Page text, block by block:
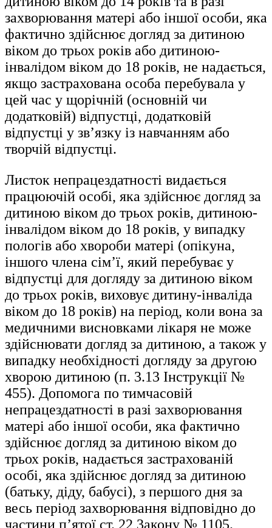
захворювання матері або іншої особи, яка
фактично здійснює догляд за дитиною
віком до трьох років або дитиною-
інвалідом віком до 18 років, не надається,
якщо застрахована особа перебувала у
цей час у щорічній (основній чи
додатковій) відпустці, додатковій
відпустці у зв’язку із навчанням або
творчій відпустці.
Листок непрацездатності видається
працюючій особі, яка здійснює догляд за
дитиною віком до трьох років, дитиною-
інвалідом віком до 18 років, у випадку
пологів або хвороби матері (опікуна,
іншого члена сім’ї, який перебуває у
відпустці для догляду за дитиною віком
до трьох років, виховує дитину-інваліда
віком до 18 років) на період, коли вона за
медичними висновками лікаря не може
здійснювати догляд за дитиною, а також у
випадку необхідності догляду за другою
хворою дитиною (п. 3.13 Інструкції №
455). Допомога по тимчасовій
непрацездатності в pазі захворювання
матері або іншої особи, яка фактично
здiйснює догляд за дитиною віком до
трьох pоків, надається застрахованій
особі, яка здійснює догляд за дитиною
(батьку, діду, бабусі), з першого дня за
весь період захворювання відповідно до
частини п’ятої ст. 22 3акону № 1105.